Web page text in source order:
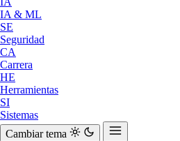
IA & ML
SE
Seguridad
CA
Carrera
HE
Herramientas
SI
Sistemas
Cambiar tema